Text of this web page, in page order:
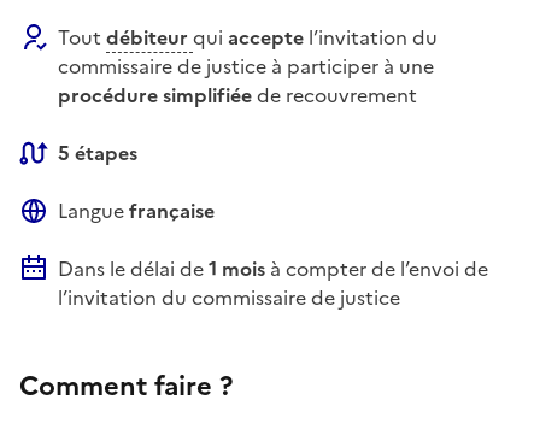
Tout débiteur qui accepte l’invitation du
commissaire de justice à participer à une
procédure simplifiéede recouvrement
5 étapes
Languefrançaise
Dans le délai de1 mois à compter de l’envoi de
l’invitation du commissaire de justice
Comment faire ?